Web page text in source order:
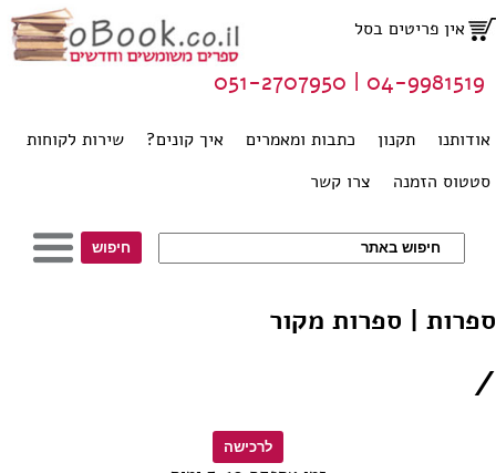
אין פריטים בסל
אודותנו תקנון כתבות ומאמרים איך קונים?
שירות לקוחות
סטטוס הזמנה
צרו קשר
04-9981519 | 051-2707950
ספרות | ספרות מקור
/